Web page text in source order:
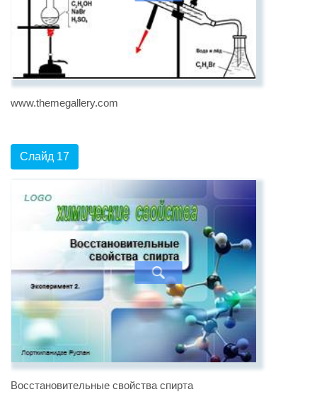
www.themegallery.com
Слайд 17
Восстановительные свойства спирта